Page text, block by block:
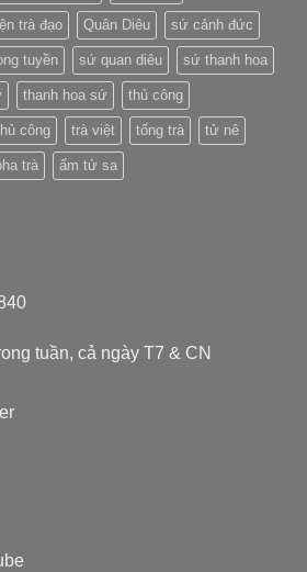
trà đạo Quân Diêu sứ cảnh đức
tuyền sứ quan diêu sứ thanh hoa
thanh hoa sứ thủ công
công trà việt tống trà tử nê
trà ấm tử sa
tuần, cả ngày T7 & CN